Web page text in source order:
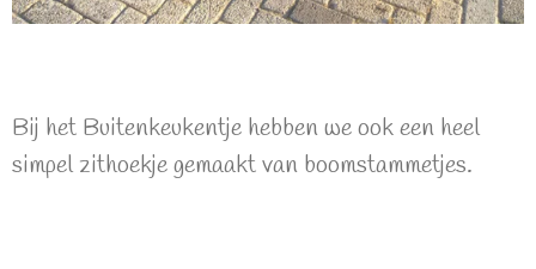
Bij het Buitenkeukentje hebben we ook een heel
simpel zithoekje gemaakt van boomstammetjes.